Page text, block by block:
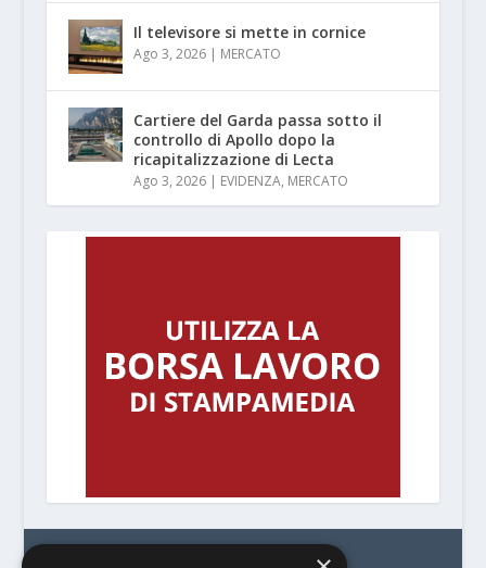
Il televisore si mette in cornice
Ago 3, 2026| MERCATO
Cartiere del Garda passa sotto il
controllo di Apollo dopo la
ricapitalizzazione di Lecta
Ago 3, 2026| EVIDENZA, MERCATO